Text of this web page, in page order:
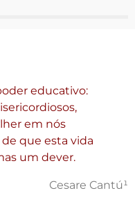
educativo:
em nós
que esta vida
um dever.
Cesare Cantú¹